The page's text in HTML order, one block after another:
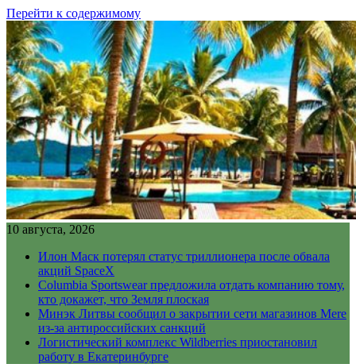
Перейти к содержимому
10 августа, 2026
Илон Маск потерял статус триллионера после обвала
акций SpaceX
Columbia Sportswear предложила отдать компанию тому,
кто докажет, что Земля плоская
Минэк Литвы сообщил о закрытии сети магазинов Mere
из-за антироссийских санкций
Логистический комплекс Wildberries приостановил
работу в Екатеринбурге